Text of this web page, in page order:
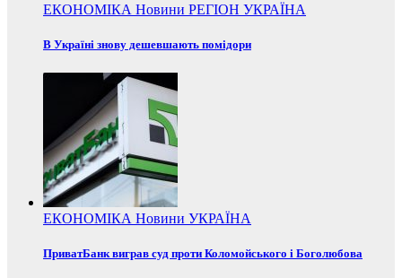
ЕКОНОМІКА Новини РЕГІОН УКРАЇНА
В Україні знову дешевшають помідори
ЕКОНОМІКА Новини УКРАЇНА
ПриватБанк виграв суд проти Коломойського і Боголюбова